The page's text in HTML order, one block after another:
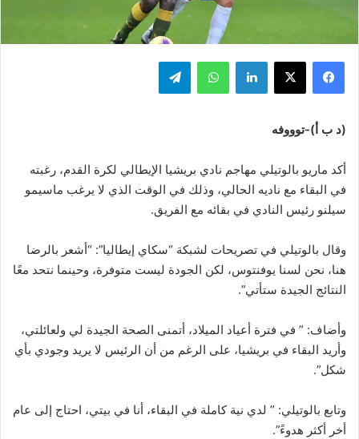
فيسبوك ‫X لينكدإن واتساب تيلقرام
(د ب أ)-توووفه
أكد ماريو بالوتيلي مهاجم نادي بريشيا الإيطالي لكرة القدم، رغبته
في البقاء مع ناديه الحالي، وذلك في الوقت الذي لا يرغب ماسيمو
سيلنو رئيس النادي في بقائه مع الفريق.
وقال بالوتيلي في تصريحات لشبكة “سكاي إيطاليا”: “أشعر بالرضا
هنا، نحن لسنا يوفنتوس، لكن الجودة ليست متوفرة، وحينما نتحد معًا
النتائج الجيدة ستأتي”.
وأضاف: ” في فترة أعياد الميلاد، أتمنى الصحة الجيدة لي ولعائلتي،
وأريد البقاء في بريشيا، على الرغم من أن الرئيس لا يريد وجودي بأي
شكل”.
وتابع بالوتيلي: ” لدي نية كاملة في البقاء، أنا في بيتي، احتاج إلى عام
أخر أكثر هدوءً”.